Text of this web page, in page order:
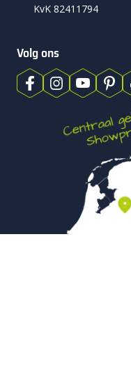
KvK 82411794
Volg ons